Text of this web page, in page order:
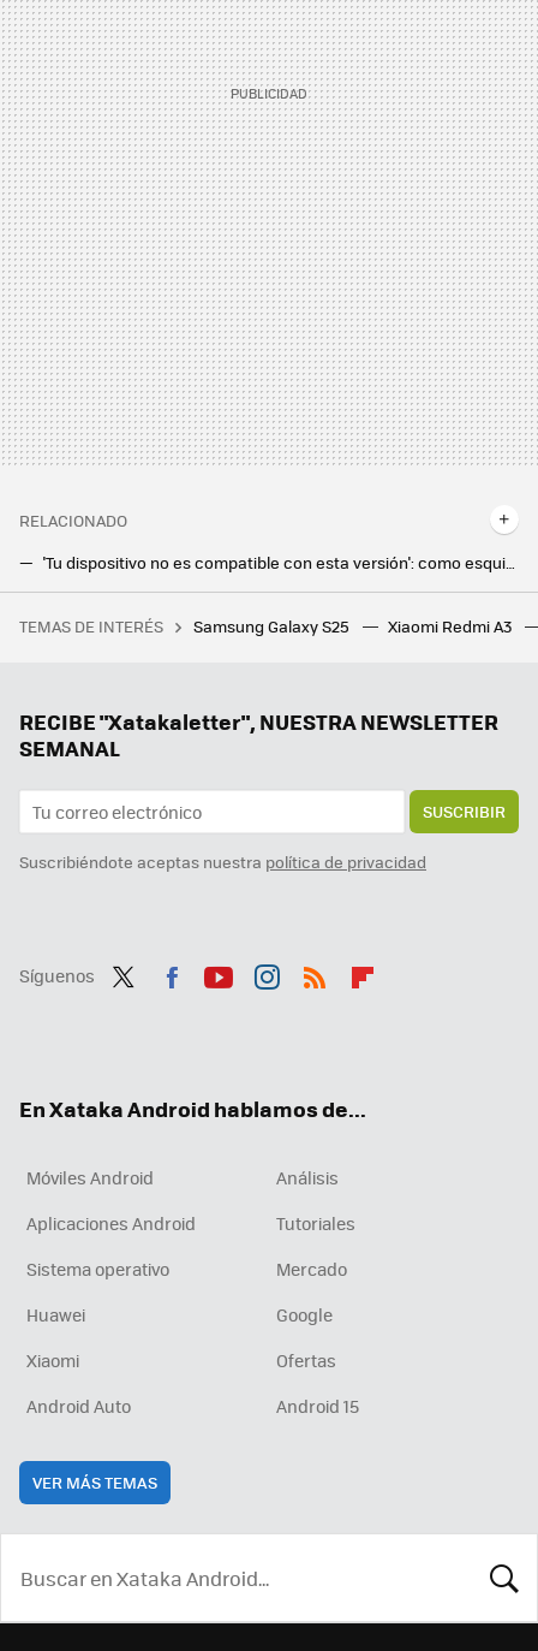
RELACIONADO
Google sabe que Android tiene aplicaciones muy malas. Pronto comenzará a mostrar avisos en Play Store, según Android Authority
Si la pregunta es cuánto dinero existe en el mundo por persona, este revelador gráfico tiene la respuesta
TEMAS DE INTERÉS Samsung Galaxy S25 Xiaomi Redmi A3
RECIBE "Xatakaletter", NUESTRA NEWSLETTER
SEMANAL
SUSCRIBIR
Suscribiéndote aceptas nuestra política de privacidad
Síguenos
En Xataka Android hablamos de...
Móviles Android
Análisis
Aplicaciones Android
Tutoriales
Sistema operativo
Mercado
Huawei
Google
Xiaomi
Ofertas
Android Auto
Android 15
VER MÁS TEMAS